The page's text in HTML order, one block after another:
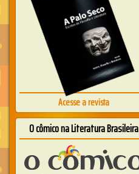
Acesse a revista
O cômico na Literatura Brasileira